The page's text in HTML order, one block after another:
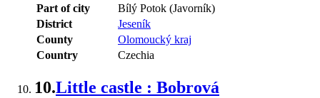
Part of city
Bílý Potok (Javorník)
District
Jeseník
County
Olomoucký kraj
Country
Czechia
10.Little castle : Bobrová